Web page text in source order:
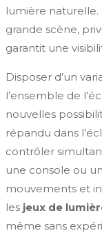
lumière naturelle.
grande scène,
garantit une
Disposer d’un
l’ensemble de
nouvelles
répandu dans
contrôler
une console ou
mouvements et
les jeux de
même sans